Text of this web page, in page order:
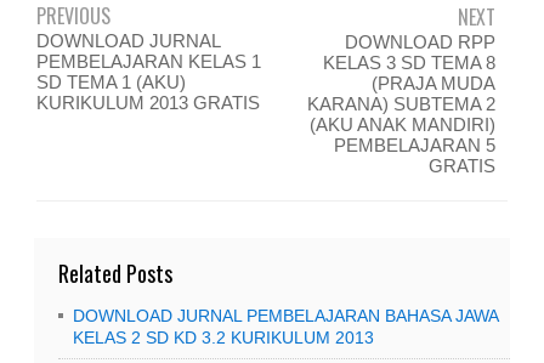
PREVIOUS
DOWNLOAD JURNAL
PEMBELAJARAN KELAS 1
SD TEMA 1 (AKU)
KURIKULUM 2013 GRATIS
NEXT
DOWNLOAD RPP
KELAS 3 SD TEMA 8
(PRAJA MUDA
KARANA) SUBTEMA 2
(AKU ANAK MANDIRI)
PEMBELAJARAN 5
GRATIS
Related Posts
DOWNLOAD JURNAL PEMBELAJARAN BAHASA JAWA
KELAS 2 SD KD 3.2 KURIKULUM 2013